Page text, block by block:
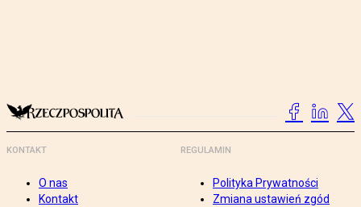
KONTAKT
O nas
Kontakt
REGULAMIN
Polityka Prywatności
Zmiana ustawień zgód